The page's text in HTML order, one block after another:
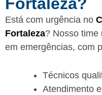
Fortaleza?
Está com urgência no
Fortaleza? Nosso time
em emergências, com
Técnicos
Atendimento